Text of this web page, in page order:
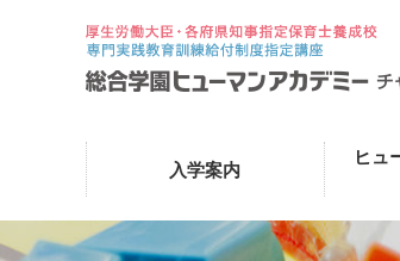
入学案内
ヒュ